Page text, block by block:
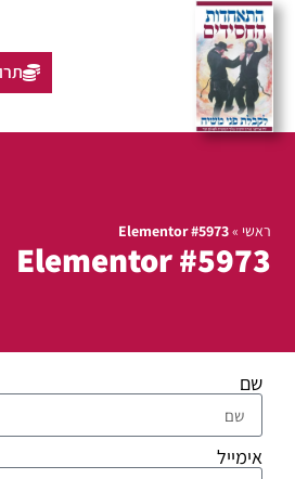
ראשי »
Elementor #5973
Elementor #5973
שם
אימייל